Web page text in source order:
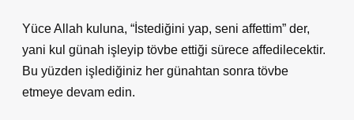
Yüce Allah kuluna, “İstediğini yap, seni affettim” der,
yani kul günah işleyip tövbe ettiği sürece affedilecektir.
Bu yüzden işlediğiniz her günahtan sonra tövbe
etmeye devam edin.